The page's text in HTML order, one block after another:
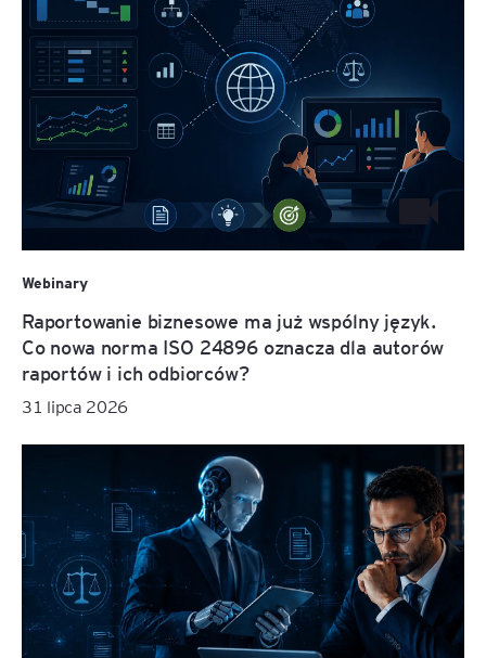
Webinary
Raportowanie biznesowe ma już wspólny język.
Co nowa norma ISO 24896 oznacza dla autorów
raportów i ich odbiorców?
31 lipca 2026